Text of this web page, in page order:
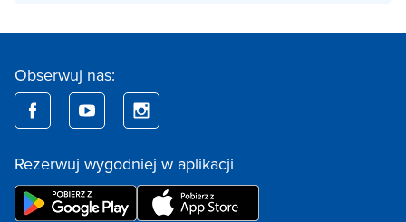
Obserwuj nas:
Rezerwuj wygodniej w aplikacji